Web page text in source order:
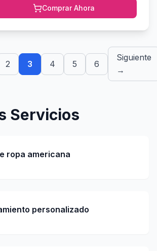
Comprar Ahora
2 3 4 5 6
Siguiente
→
Servicios
ropa americana
personalizado